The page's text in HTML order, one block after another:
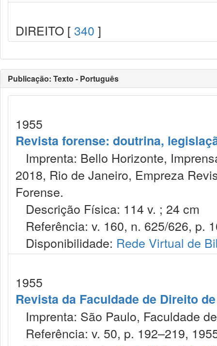
DIREITO [ 340 ]
Publicação: Texto - Português
1955
Revista forense: doutrina,
Imprenta: Bello Horizonte,
2018, Rio de Janeiro, Empreza
Forense.
Descrição Física: 114 v. ; 24 cm
Referência: v. 160, n. 625/626, p.
Disponibilidade: Rede Virtual de
1955
Revista da Faculdade de Direito
Imprenta: São Paulo, Faculdade
Referência: v. 50, p. 192–219,